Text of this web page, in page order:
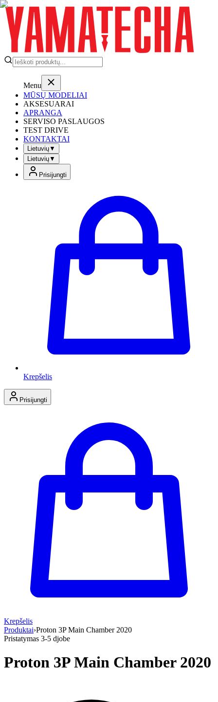
Menu
MŪSŲ MODELIAI
AKSESUARAI
APRANGA
SERVISO PASLAUGOS
TEST DRIVE
KONTAKTAI
Lietuvių▼
Lietuvių▼
Prisijungti
Krepšelis
Prisijungti
Krepšelis
Produktai›Proton 3P Main Chamber 2020
Pristatymas 3-5 djobe
Proton 3P Main Chamber 2020